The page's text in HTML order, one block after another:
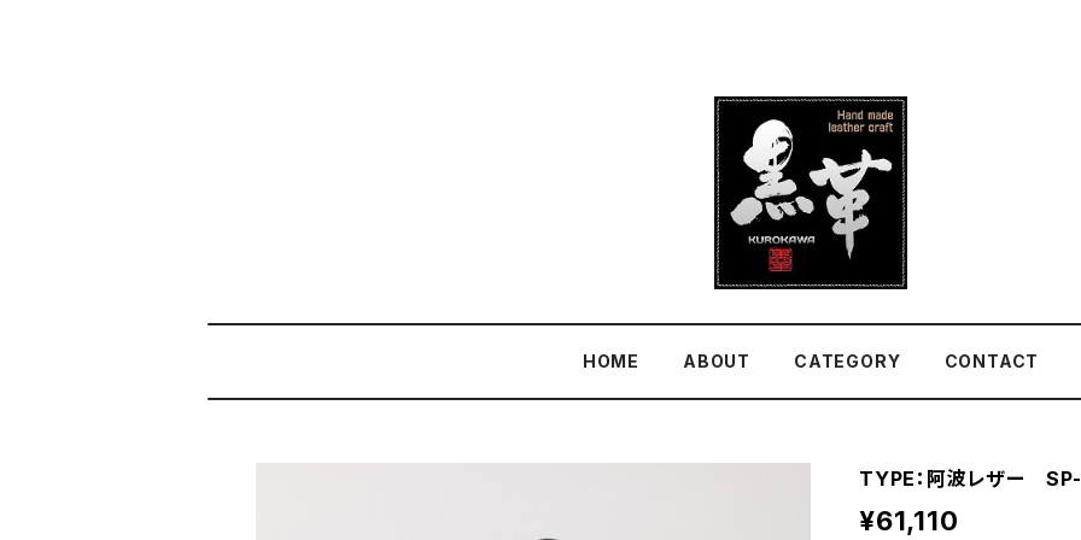
HOME ABOUT CATEGORY CONTACT
TYPE：阿波レザー SP-
¥61,110